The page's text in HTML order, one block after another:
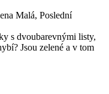
Malá, Poslední
s dvoubarevnými listy,
Jsou zelené a v tom